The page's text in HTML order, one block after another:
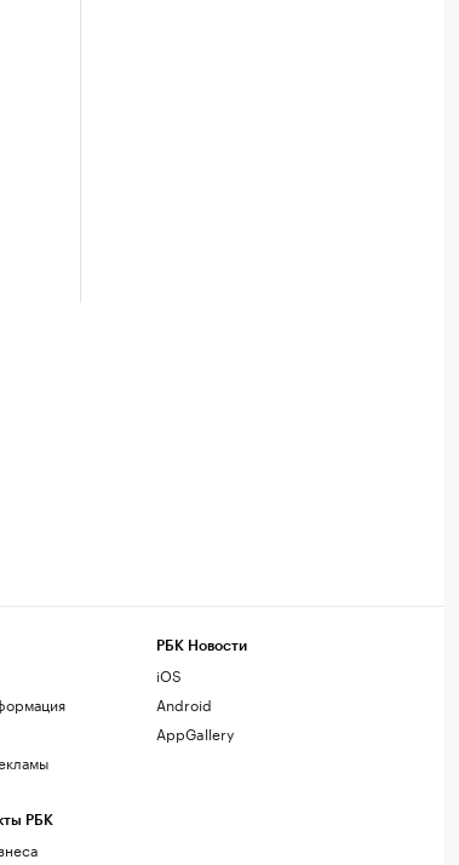
РБК
РБК Новости
iOS
Android
AppGallery